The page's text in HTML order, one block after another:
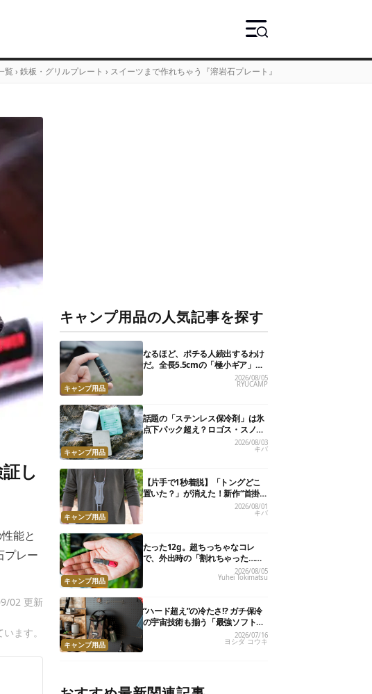
覧 › 鉄板・グリルプレート › スイーツまで作れちゃう『溶岩石プレート』の実力を再検証してみた
し
能と
プレー
02 更新
ます。
キャンプ用品の人気記事を探す
キャンプ用品
なるほど、ポチる人続出するわけ
だ。全長5.5cmの「極小ギア」を
使って分かったほんとの魅力2026/08/05
RYUCAMP
キャンプ用品
話題の「ステンレス保冷剤」は氷
点下パック超え？ロゴス・スノー
ピーク・爆売れノーブランド品を
比べてみた
2026/08/03
キバ
キャンプ用品
【片手で1秒着脱】「トングどこ
置いた？」が消えた！新作“首掛
けトング”、男心くすぐるギミッ
2026/08/01
キバ
キャンプ用品
たった12g。超ちっちゃなコレ
で、外出時の「割れちゃった…」
2026/08/05
Yuhei Tokimatsu
キャンプ用品
“ハード超え”の冷たさ!? ガチ保冷
の宇宙技術も揃う「最強ソフトク
ーラー」17選
2026/07/16
ヨシダ コウキ